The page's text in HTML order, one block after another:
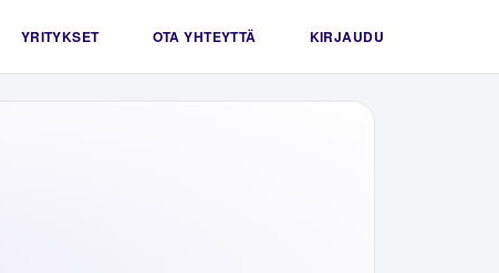
YRITYKSET OTA YHTEYTTÄ KIRJAUDU